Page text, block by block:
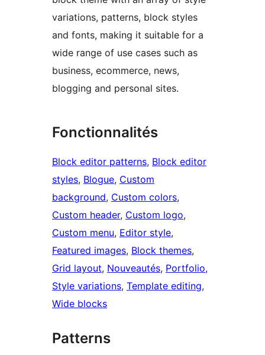
variations, patterns, block styles
and fonts, making it suitable for a
wide range of use cases such as
business, ecommerce, news,
blogging and personal sites.
Fonctionnalités
Block editor patterns, Block editor
styles, Blogue, Custom
background, Custom colors
Custom header, Custom logo
Custom menu, Editor style
Featured images, Block themes
Grid layout, Nouveautés, Portfolio
Style variations, Template editing
Wide blocks
Patterns